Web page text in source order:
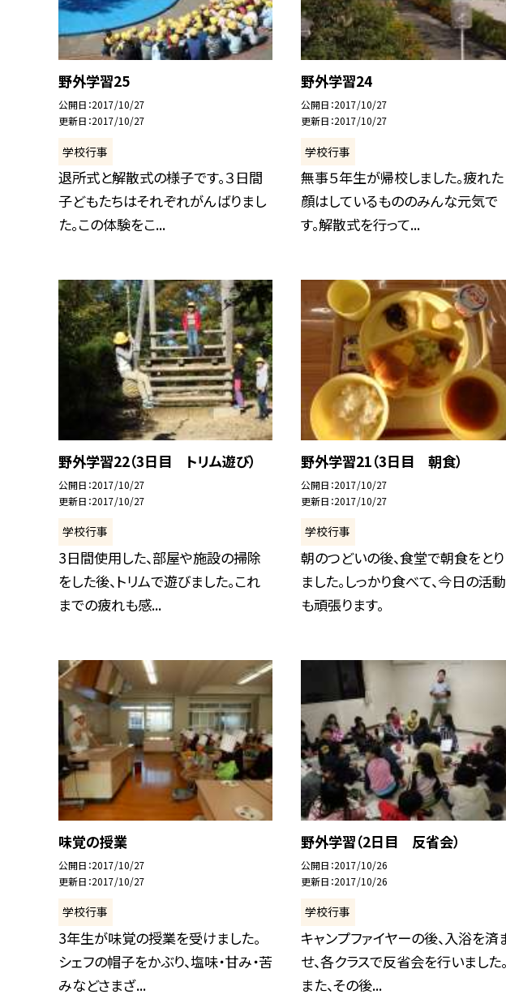
野外学習25
公開日 2017/10/27
更新日 2017/10/27
学校行事
退所式と解散式の様子です。３日間
子どもたちはそれぞれがんばりまし
た。この体験をこ...
野外学習24
公開日 2017/10/27
更新日 2017/10/27
学校行事
無事５年生が帰校しました。疲れた
顔はしているもののみんな元気で
す。解散式を行って...
野外学習22（3日目 トリム遊び）
公開日 2017/10/27
更新日 2017/10/27
学校行事
3日間使用した、部屋や施設の掃除
をした後、トリムで遊びました。これ
までの疲れも感...
野外学習21（3日目 朝食）
公開日 2017/10/27
更新日 2017/10/27
学校行事
朝のつどいの後、食堂で朝食をとり
ました。しっかり食べて、今日の活動
も頑張ります。
味覚の授業
公開日 2017/10/27
更新日 2017/10/27
学校行事
3年生が味覚の授業を受けました。
シェフの帽子をかぶり、塩味・甘み・苦
みなどさまざ...
野外学習（2日目 反省会）
公開日 2017/10/26
更新日 2017/10/26
学校行事
キャンプファイヤーの後、入浴を済
せ、各クラスで反省会を行いました。
また、その後...